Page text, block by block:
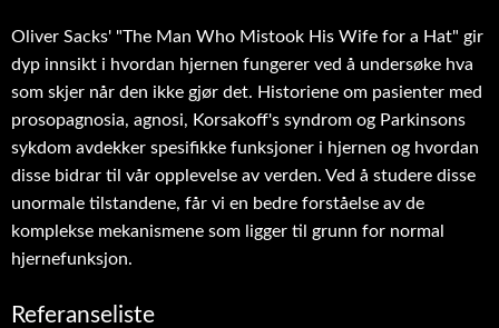
Oliver Sacks' "The Man Who Mistook His Wife for a Hat" gir
dyp innsikt i hvordan hjernen fungerer ved å undersøke hva
som skjer når den ikke gjør det. Historiene om pasienter med
prosopagnosia, agnosi, Korsakoff's syndrom og Parkinsons
sykdom avdekker spesifikke funksjoner i hjernen og hvordan
disse bidrar til vår opplevelse av verden. Ved å studere disse
unormale tilstandene, får vi en bedre forståelse av de
komplekse mekanismene som ligger til grunn for normal
hjernefunksjon.
Referanseliste